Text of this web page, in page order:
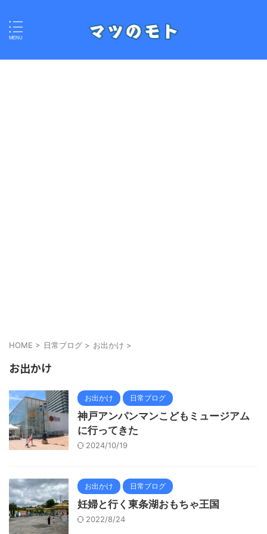
HOME > 日常ブログ > お出かけ >
お出かけ
お出かけ 日常ブログ
神戸アンパンマンこどもミュージアム
に行ってきた
2024/10/19
お出かけ 日常ブログ
妊婦と行く東条湖おもちゃ王国
2022/8/24